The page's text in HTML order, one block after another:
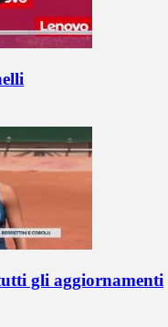
gli aggiornamenti